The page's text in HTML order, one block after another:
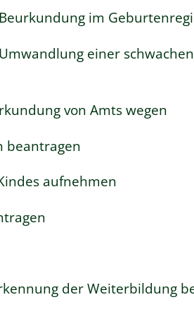
im
einer
von Amts wegen
beantragen
aufnehmen
der Weiterbildung